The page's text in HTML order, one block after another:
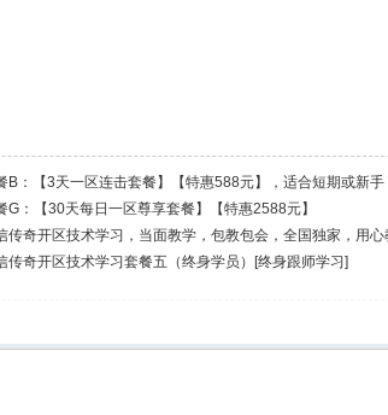
B：【3天一区连击套餐】【特惠588元】，适合短期或新手
G：【30天每日一区尊享套餐】【特惠2588元】
传奇开区技术学习，当面教学，包教包会，全国独家，用心
传奇开区技术学习套餐五（终身学员）[终身跟师学习]